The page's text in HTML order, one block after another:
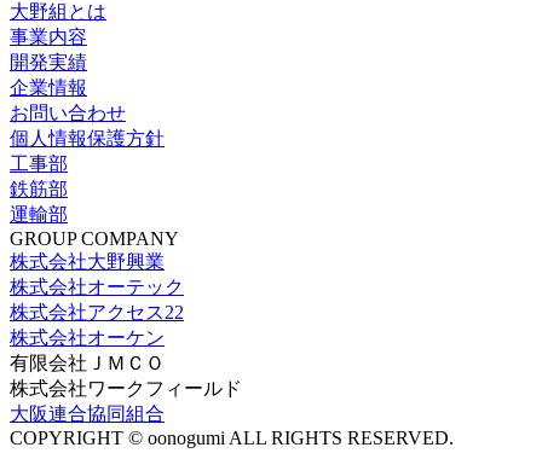
大野組とは
事業内容
開発実績
企業情報
お問い合わせ
個人情報保護方針
工事部
鉄筋部
運輸部
GROUP COMPANY
株式会社大野興業
株式会社オーテック
株式会社アクセス22
株式会社オーケン
有限会社ＪＭＣＯ
株式会社ワークフィールド
大阪連合協同組合
COPYRIGHT © oonogumi ALL RIGHTS RESERVED.